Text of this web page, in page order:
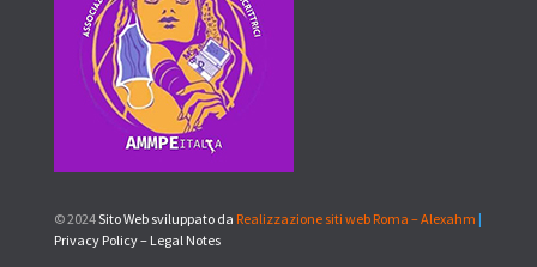
© 2024Sito Web sviluppato da Realizzazione siti web Roma – Alexahm |
Privacy Policy – Legal Notes